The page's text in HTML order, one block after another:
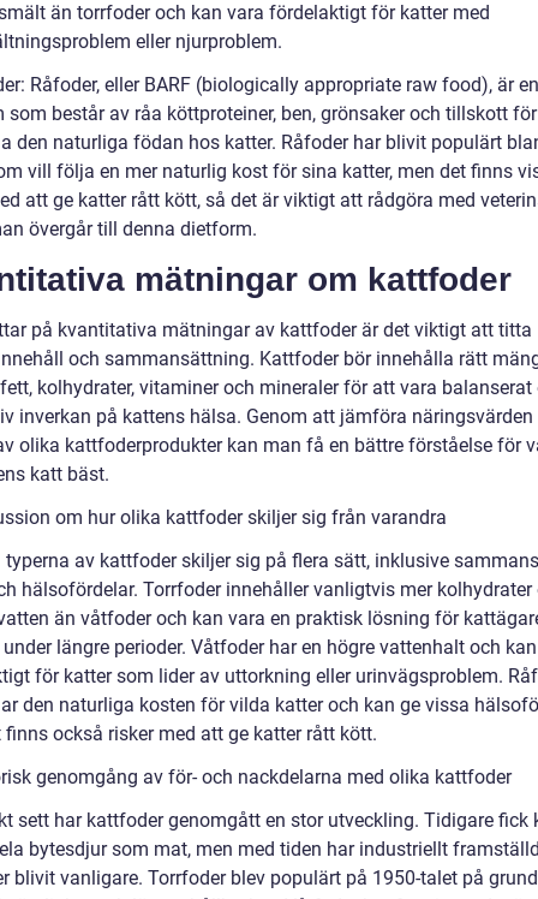
än torrfoder och kan vara fördelaktigt för katter med
eller njurproblem.
Råfoder, eller BARF (biologically appropriate raw food), är en
som består av råa köttproteiner, ben, grönsaker och tillskott
den naturliga födan hos katter. Råfoder har blivit populärt
vill följa en mer naturlig kost för sina katter, men det finns
att ge katter rått kött, så det är viktigt att rådgöra med
övergår till denna dietform.
mätningar om kattfoder
på kvantitativa mätningar av kattfoder är det viktigt att titta
och sammansättning. Kattfoder bör innehålla rätt
kolhydrater, vitaminer och mineraler för att vara balanserat
inverkan på kattens hälsa. Genom att jämföra näringsvärden
olika kattfoderprodukter kan man få en bättre förståelse för
katt bäst.
om hur olika kattfoder skiljer sig från varandra
typerna av kattfoder skiljer sig på flera sätt, inklusive
hälsofördelar. Torrfoder innehåller vanligtvis mer kolhydrater
än våtfoder och kan vara en praktisk lösning för
längre perioder. Våtfoder har en högre vattenhalt och
för katter som lider av uttorkning eller urinvägsproblem.
den naturliga kosten för vilda katter och kan ge vissa
finns också risker med att ge katter rått kött.
genomgång av för- och nackdelarna med olika kattfoder
sett har kattfoder genomgått en stor utveckling. Tidigare fick
bytesdjur som mat, men med tiden har industriellt
blivit vanligare. Torrfoder blev populärt på 1950-talet på